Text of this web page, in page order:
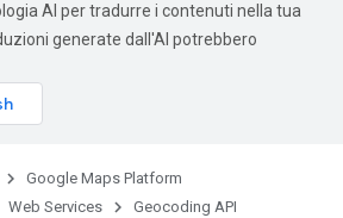
AI per tradurre i contenuti nella tua
generate dall'AI potrebbero
Google Maps Platform
Web Services
Geocoding API